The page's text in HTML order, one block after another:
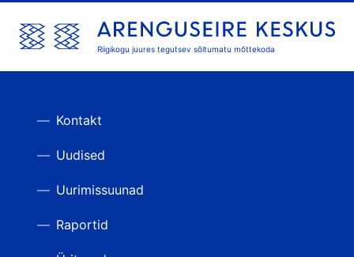
Riigikogu juures tegutsev sõltumatu mõttekoda
Kontakt
Uudised
Uurimissuunad
Raportid